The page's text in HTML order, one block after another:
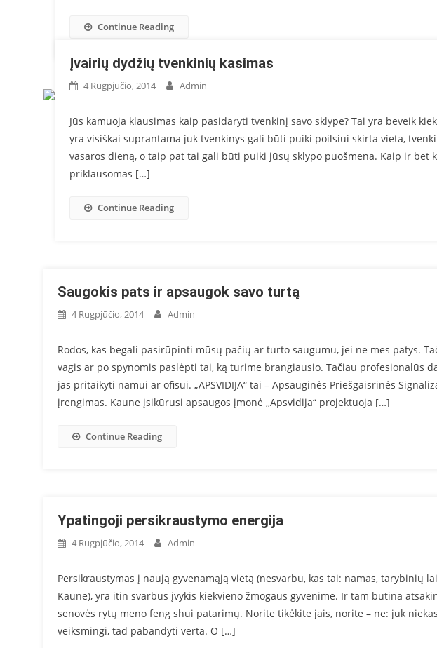
Continue Reading
Įvairių dydžių tvenkinių kasimas
4 Rugpjūčio, 2014 Admin
Jūs kamuoja klausimas kaip pasidaryti tvenkinį savo sklype? Tai yra beveik
yra visiškai suprantama juk tvenkinys gali būti puiki poilsiui skirta vieta,
vasaros dieną, o taip pat tai gali būti puiki jūsų sklypo puošmena. Kaip ir bet
priklausomas […]
Continue Reading
Saugokis pats ir apsaugok savo turtą
4 Rugpjūčio, 2014 Admin
Rodos, kas begali pasirūpinti mūsų pačių ar turto saugumu, jei ne mes patys.
vagis ar po spynomis paslėpti tai, ką turime brangiausio. Tačiau profesionalūs
jas pritaikyti namui ar ofisui. „APSVIDIJA“ tai – Apsauginės Priešgaisrinės
įrengimas. Kaune įsikūrusi apsaugos įmonė ,,Apsvidija“ projektuoja […]
Continue Reading
Ypatingoji persikraustymo energija
4 Rugpjūčio, 2014 Admin
Persikraustymas į naują gyvenamąją vietą (nesvarbu, kas tai: namas, tarybinių
Kaune), yra itin svarbus įvykis kiekvieno žmogaus gyvenime. Ir tam būtina
senovės rytų meno feng shui patarimų. Norite tikėkite jais, norite – ne: juk
veiksmingi, tad pabandyti verta. O […]